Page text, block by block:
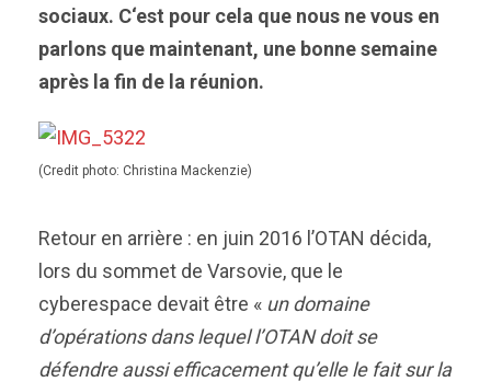
sociaux. C‘est pour cela que nous nevous en
parlons que maintenant, une bonne semaine
après la fin de la réunion.
(Credit photo: Christina Mackenzie)
Retour en arrière : en juin 2016 l’OTAN décida,
lors du sommet de Varsovie, que le
cyberespace devait être « un domaine
d’opérations dans lequel l’OTAN doit se
défendre aussi efficacement qu’elle le fait sur la